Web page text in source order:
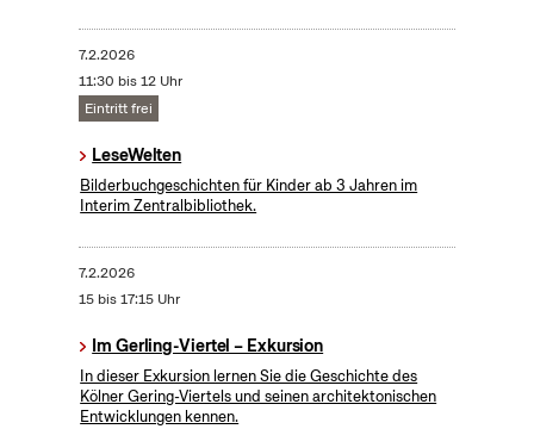
7.2.2026
11:30 bis 12 Uhr
Eintritt frei
LeseWelten
Bilderbuchgeschichten für Kinder ab 3 Jahren im
Interim Zentralbibliothek.
7.2.2026
15 bis 17:15 Uhr
Im Gerling-Viertel – Exkursion
In dieser Exkursion lernen Sie die Geschichte des
Kölner Gering-Viertels und seinen architektonischen
Entwicklungen kennen.